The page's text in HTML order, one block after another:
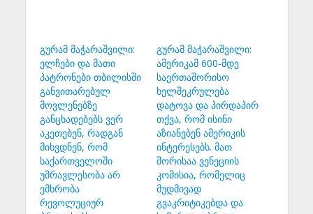
გურამ მაჭარაშვილი:
ელჩები და მათი
პატრონები თბილისში
განვითარებულ
მოვლენებზე
განცხადებებს ვერ
აკეთებენ, რადგან
მიხვდნენ, რომ
საქართველოში
უმრავლესობა არ
ემხრობა
რევოლუციურ
გურამ მაჭარაშვილი:
ამერიკამ 600-მდე
საერთაშორისო
ხელშეკრულება
დატოვა და პირდაპირ
თქვა, რომ ისინი
აზიანებენ ამერიკის
ინტერესებს. მათ
შორისაა ვენეციის
კომისია, რომელიც
მუდმივად
გვაკრიტიკებდა და